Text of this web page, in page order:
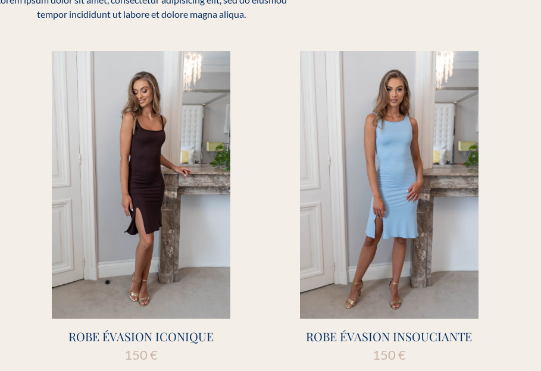
tempor incididunt ut labore et dolore magna aliqua.
ROBE ÉVASION ICONIQUE
150€
ROBE ÉVASION INSOUCIANTE
150€